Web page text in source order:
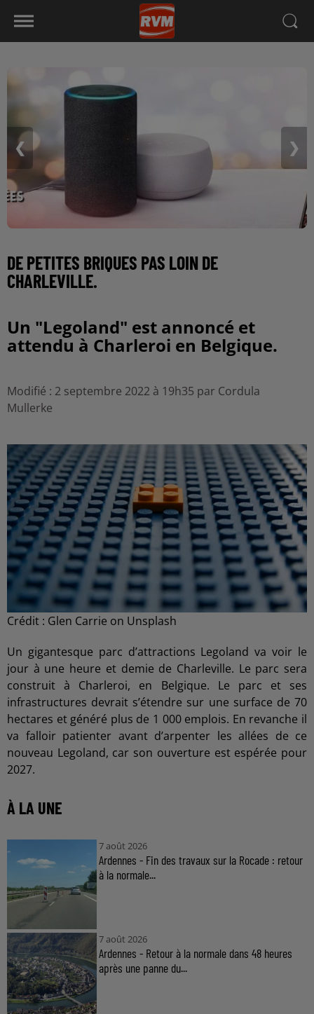
❮ ❯
DE PETITES BRIQUES PAS LOIN DE
CHARLEVILLE.
Un "Legoland" est annoncé et
attendu à Charleroi en Belgique.
Modifié : 2 septembre 2022 à 19h35 par Cordula
Mullerke
Crédit : Glen Carrie on Unsplash
Un gigantesque parc d’attractions Legoland va voir le
jour à une heure et demie de Charleville. Le parc sera
construit à Charleroi, en Belgique. Le parc et ses
infrastructures devrait s’étendre sur une surface de 70
hectares et généré plus de 1 000 emplois. En revanche il
va falloir patienter avant d’arpenter les allées de ce
nouveau Legoland, car son ouverture est espérée pour
2027.
À LA UNE
7 août 2026
Ardennes - Fin des travaux sur la Rocade : retour
à la normale...
7 août 2026
Ardennes - Retour à la normale dans 48 heures
après une panne du...